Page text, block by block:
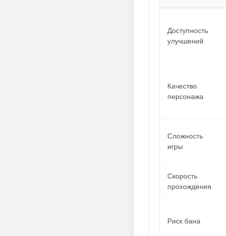
Доступность
улучшений
Качество
персонажа
Сложность
игры
Скорость
прохождения
Риск бана